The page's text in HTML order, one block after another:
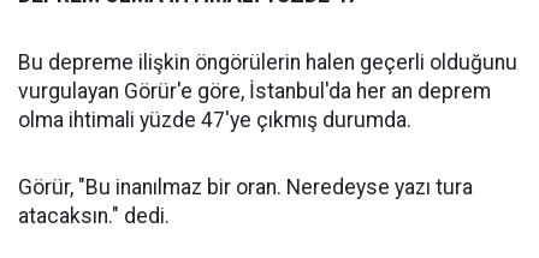
Bu depreme ilişkin öngörülerin halen geçerli olduğunu
vurgulayan Görür'e göre, İstanbul'da her an deprem
olma ihtimali yüzde 47'ye çıkmış durumda.
Görür, "Bu inanılmaz bir oran. Neredeyse yazı tura
atacaksın." dedi.